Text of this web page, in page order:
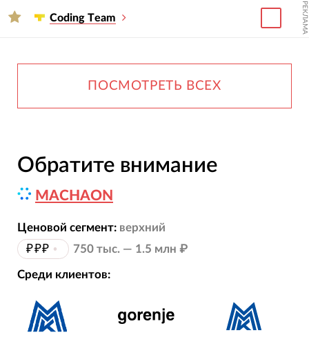
Сoding Тeam РЕКЛАМА
ПОСМОТРЕТЬ ВСЕХ
Обратите внимание
MACHAON
Ценовой сегмент: верхний
₽₽₽ • 750 тыс. — 1.5 млн ₽
Среди клиентов: